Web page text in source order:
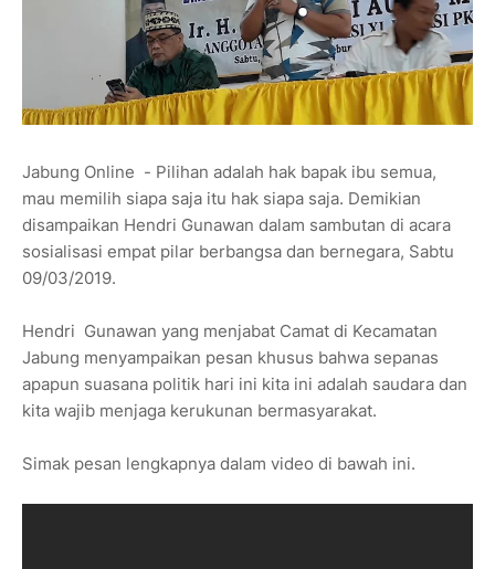
Jabung Online - Pilihan adalah hak bapak ibu semua,
mau memilih siapa saja itu hak siapa saja. Demikian
disampaikan Hendri Gunawan dalam sambutan di acara
sosialisasi empat pilar berbangsa dan bernegara, Sabtu
09/03/2019.
Hendri Gunawan yang menjabat Camat di Kecamatan
Jabung menyampaikan pesan khusus bahwa sepanas
apapun suasana politik hari ini kita ini adalah saudara dan
kita wajib menjaga kerukunan bermasyarakat.
Simak pesan lengkapnya dalam video di bawah ini.